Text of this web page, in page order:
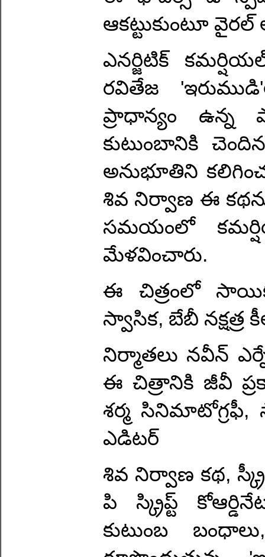
ఆకట్టుకుంటూ
ఎనర్జిటిక్
రవితేజ
ప్రాధాన్యం ఉన్న
కుటుంబానికి
అనుభూతిని
శివ నిర్వాణ ఈ
సమయంలో
మేళవించారు.
ఈ చిత్రంలో
స్వాసిక, బేబీ నక్షత్ర
నిర్మాతలు నవీన్
ఈ చిత్రానికి జీవీ
శర్మ సినిమాటోగ్రఫీ,
ఎడిటర్
శివ నిర్వాణ కథ,
పి స్క్రిప్ట్
కుటుంబ